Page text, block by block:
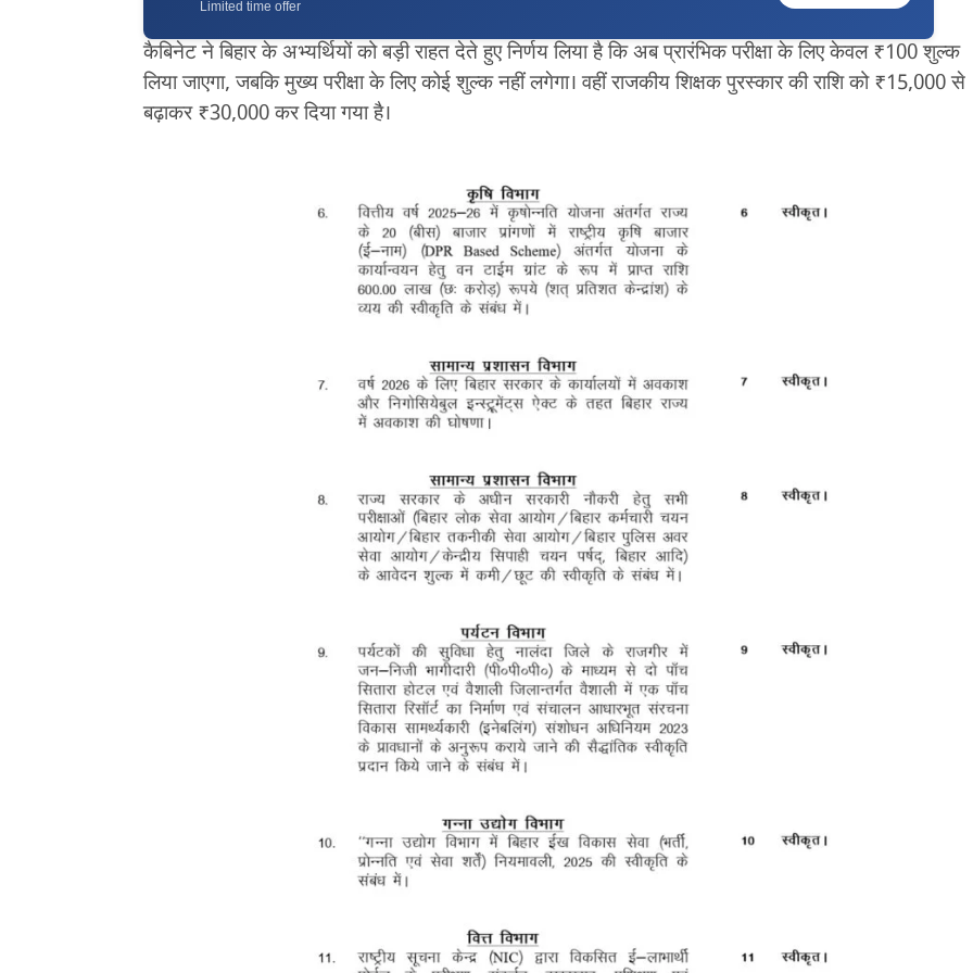
Limited time offer
कैबिनेट ने बिहार के अभ्यर्थियों को बड़ी राहत देते हुए निर्णय लिया है कि अब प्रारंभिक परीक्षा के लिए केवल ₹100 शुल्क
लिया जाएगा, जबकि मुख्य परीक्षा के लिए कोई शुल्क नहीं लगेगा। वहीं राजकीय शिक्षक पुरस्कार की राशि को ₹15,000 से
बढ़ाकर ₹30,000 कर दिया गया है।